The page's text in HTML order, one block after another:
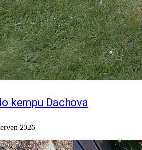
kempu Dachova
2026